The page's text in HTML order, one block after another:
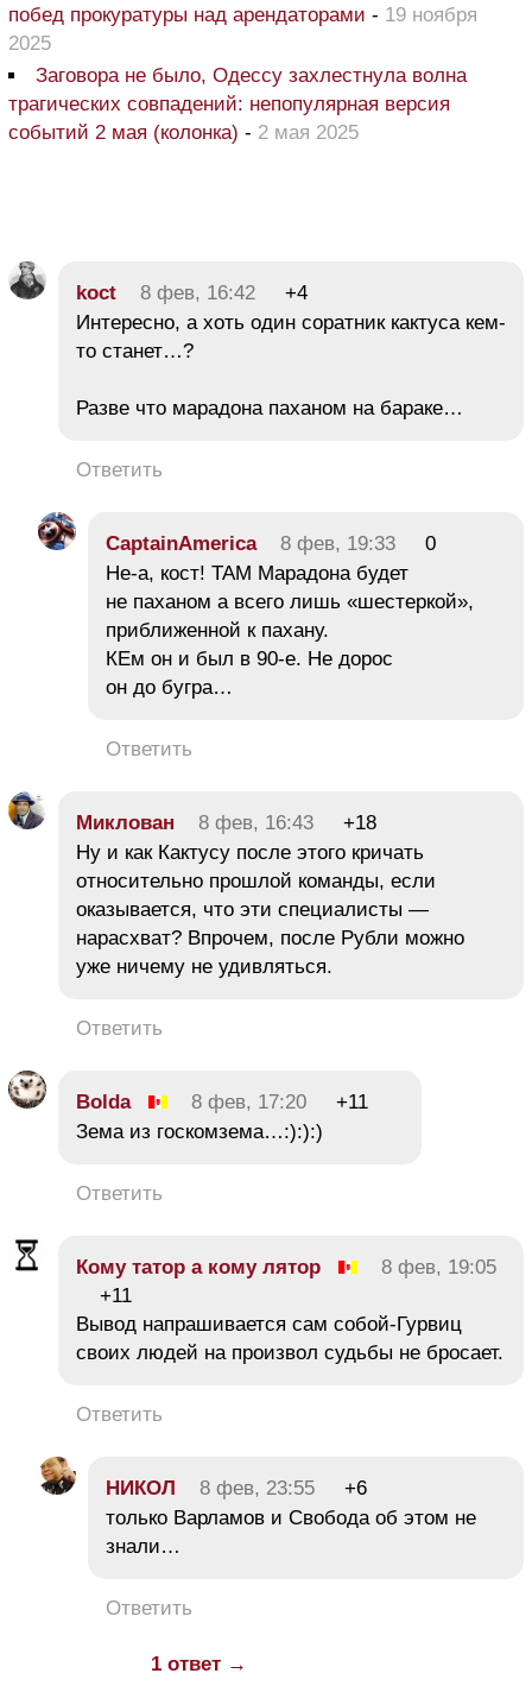
побед прокуратуры над арендаторами - 19 ноября
2025
Заговора не было, Одессу захлестнула волна
трагических совпадений: непопулярная версия
событий 2 мая (колонка) - 2 мая 2025
koct 8 фев, 16:42
+4
Интересно, а хоть один соратник кактуса кем-
то станет…?
Разве что марадона паханом на бараке…
Ответить
CaptainAmerica 8 фев, 19:33
0
Не-а, кост! ТАМ Марадона будет
не паханом а всего лишь «шестеркой»,
приближенной к пахану.
КЕм он и был в 90-е. Не дорос
он до бугра…
Ответить
Миклован 8 фев, 16:43
+18
Ну и как Кактусу после этого кричать
относительно прошлой команды, если
оказывается, что эти специалисты —
нарасхват? Впрочем, после Рубли можно
уже ничему не удивляться.
Ответить
Bolda 8 фев, 17:20
+11
Зема из госкомзема…:):):)
Ответить
Кому татор а кому лятор
8 фев, 19:05
+11
Вывод напрашивается сам собой-Гурвиц
своих людей на произвол судьбы не бросает.
Ответить
НИКОЛ 8 фев, 23:55
+6
только Варламов и Свобода об этом не
знали…
Ответить
1 ответ →